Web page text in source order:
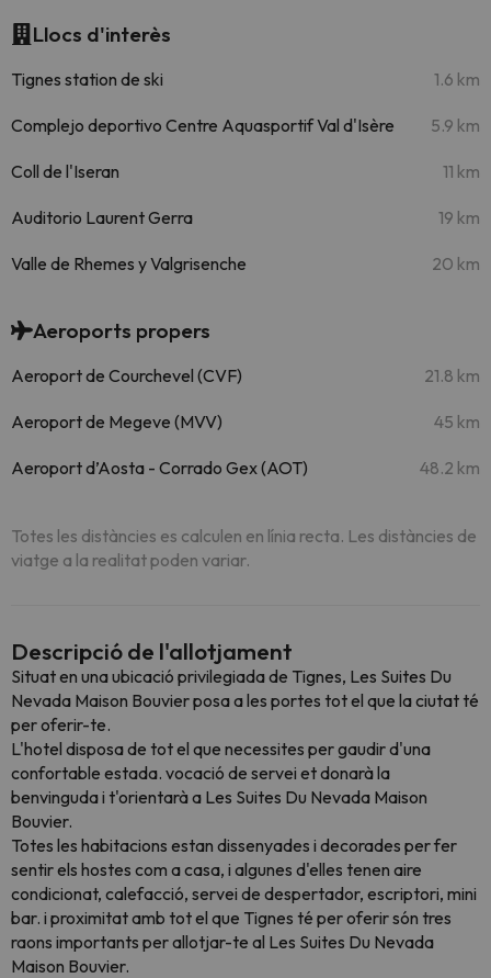
Llocs d'interès
Tignes station de ski 1.6 km
Complejo deportivo Centre Aquasportif Val d'Isère 5.9 km
Coll de l'Iseran 11 km
Auditorio Laurent Gerra 19 km
Valle de Rhemes y Valgrisenche 20 km
Aeroports propers
Aeroport de Courchevel (CVF) 21.8 km
Aeroport de Megeve (MVV) 45 km
Aeroport d’Aosta - Corrado Gex (AOT) 48.2 km
Totes les distàncies es calculen en línia recta. Les distàncies de
viatge a la realitat poden variar.
Descripció de l'allotjament
Situat en una ubicació privilegiada de Tignes, Les Suites Du
Nevada Maison Bouvier posa a les portes tot el que la ciutat té
per oferir-te.
L'hotel disposa de tot el que necessites per gaudir d'una
confortable estada. vocació de servei et donarà la
benvinguda i t'orientarà a Les Suites Du Nevada Maison
Bouvier.
Totes les habitacions estan dissenyades i decorades per fer
sentir els hostes com a casa, i algunes d'elles tenen aire
condicionat, calefacció, servei de despertador, escriptori, mini
bar. i proximitat amb tot el que Tignes té per oferir són tres
raons importants per allotjar-te al Les Suites Du Nevada
Maison Bouvier.